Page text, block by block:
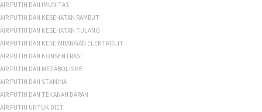
AIR PUTIH DAN IMUNITAS
AIR PUTIH DAN KESEHATAN RAMBUT
AIR PUTIH DAN KESEHATAN TULANG
AIR PUTIH DAN KESEIMBANGAN ELEKTROLIT
AIR PUTIH DAN KONSENTRASI
AIR PUTIH DAN METABOLISME
AIR PUTIH DAN STAMINA
AIR PUTIH DAN TEKANAN DARAH
AIR PUTIH UNTUK DIET